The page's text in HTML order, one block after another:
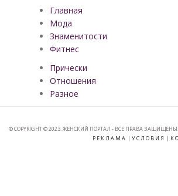
Главная
Мода
Знаменитости
Фитнес
Прически
Отношения
Разное
© COPYRIGHT © 2023. ЖЕНСКИЙ ПОРТАЛ - ВСЕ ПРАВА ЗАЩИЩЕНЫ.
РЕКЛАМА | УСЛОВИЯ |